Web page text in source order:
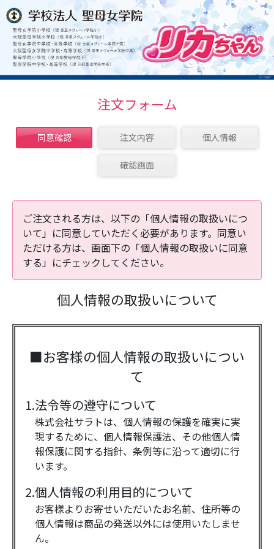
注文フォーム
同意確認 注文内容 個人情報
確認画面
ご注文される方は、以下の「個人情報の取扱いにつ
いて」に同意していただく必要があります。同意い
ただける方は、画面下の「個人情報の取扱いに同意
する」にチェックしてください。
個人情報の取扱いについて
■お客様の個人情報の取扱いについ
て
1.法令等の遵守について
株式会社サラトは、個人情報の保護を確実に実
現するために、個人情報保護法、その他個人情
報保護に関する指針、条例等に沿って適切に行
います。
2.個人情報の利用目的について
お客様よりお寄せいただいたお名前、住所等の
個人情報は商品の発送以外には使用いたしませ
ん。